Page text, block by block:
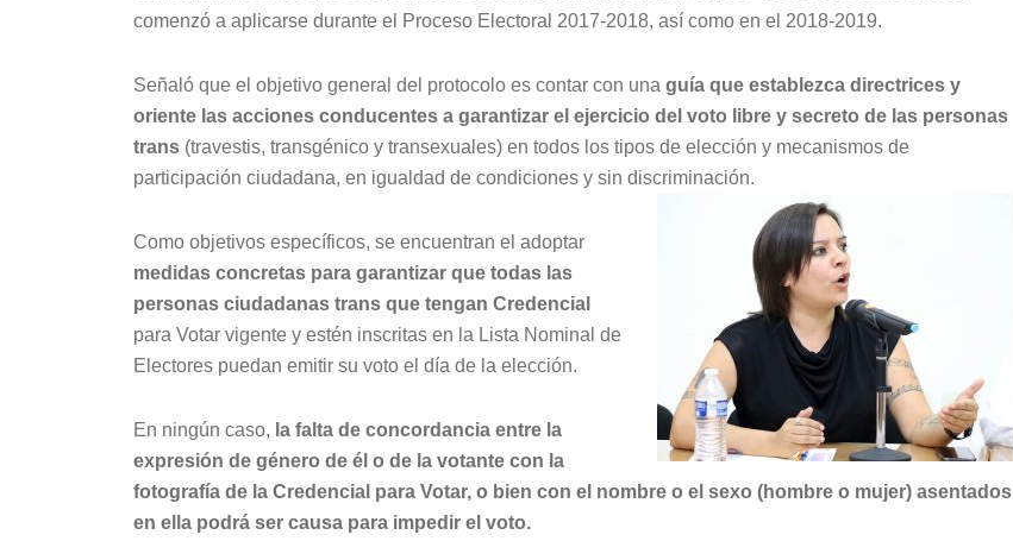
comenzó a aplicarse durante el Proceso Electoral 2017-2018, así como en el 2018-2019.
Señaló que el objetivo general del protocolo es contar con una guía que establezca directrices y
oriente las acciones conducentes a garantizar el ejercicio del voto libre y secreto de las personas
trans (travestis, transgénico y transexuales) en todos los tipos de elección y mecanismos de
participación ciudadana, en igualdad de condiciones y sin discriminación.
Como objetivos específicos, se encuentran el adoptar
medidas concretas para garantizar que todas las
personas ciudadanas trans que tengan Credencial
para Votar vigente y estén inscritas en la Lista Nominal de
Electores puedan emitir su voto el día de la elección.
En ningún caso, la falta de concordancia entre la
expresión de género de él o de la votante con la
fotografía de la Credencial para Votar, o bien con el nombre o el sexo (hombre o mujer) asentados
en ella podrá ser causa para impedir el voto.